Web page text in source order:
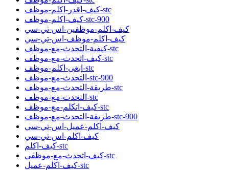
كيف-اقدر-اكلم-موظف-stc
كيف-اكلم-موظف-stc-900
كيف-اكلم-موظفين-اس-تي-سي
كيف-اكلم-موظف-اس-تي-سي
كيفية-التحدث-مع-موظف-stc
كيف-اتحدث-مع-موظف-stc
ابغى-اكلم-موظف-stc
التحدث-مع-موظف-stc-900
طريقة-التحدث-مع-موظف-stc
التحدث-مع-موظف-stc
كيف-اتكلم-مع-موظف-stc
طريقة-التحدث-مع-موظف-stc-900
كيف-اكلم-عميل-اس-تي-سي
كيف-اكلم-اس-تي-سي
كيف-اكلم-stc
كيف-اتحدث-مع-موظفي-stc
كيف-اكلم-عميل-stc